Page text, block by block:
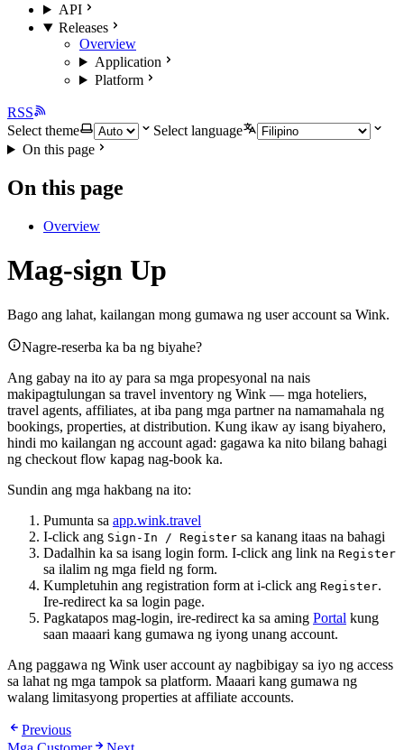
API
Releases
Overview
Application
Platform
RSS
Select theme
Select language
On this page
On this page
Overview
Mag-sign Up
Bago ang lahat, kailangan mong gumawa ng user account sa Wink.
Nagre-reserba ka ba ng biyahe?
Ang gabay na ito ay para sa mga propesyonal na nais
makipagtulungan sa travel inventory ng Wink — mga hoteliers,
travel agents, affiliates, at iba pang mga partner na namamahala ng
bookings, properties, at distribution. Kung ikaw ay isang biyahero,
hindi mo kailangan ng account agad: gagawa ka nito bilang bahagi
ng checkout flow kapag nag-book ka.
Sundin ang mga hakbang na ito:
Pumunta sa app.wink.travel
I-click ang Sign-In / Register sa kanang itaas na bahagi
Dadalhin ka sa isang login form. I-click ang link na Register
sa ilalim ng mga field ng form.
Kumpletuhin ang registration form at i-click ang Register.
Ire-redirect ka sa login page.
Pagkatapos mag-login, ire-redirect ka sa aming Portal kung
saan maaari kang gumawa ng iyong unang account.
Ang paggawa ng Wink user account ay nagbibigay sa iyo ng access
sa lahat ng mga tampok sa platform. Maaari kang gumawa ng
walang limitasyong properties at affiliate accounts.
Previous